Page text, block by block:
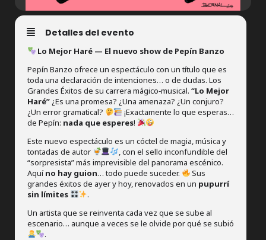
Detalles del evento
Lo Mejor Haré — El nuevo show de Pepín Banzo
Pepín Banzo ofrece un espectáculo con un título que es
toda una declaración de intenciones… o de dudas. Los
Grandes Éxitos de su carrera mágico‑musical. “Lo Mejor
Haré”¿Es una promesa? ¿Una amenaza? ¿Un conjuro?
¿Un error gramatical?
¡Exactamente lo que esperas…
de Pepín: nada que esperes!
Este nuevo espectáculo es un cóctel de magia, música y
tontadas de autor
, con el sello inconfundible del
“sorpresista” más imprevisible del panorama escénico.
Aquíno hay guion… todo puede suceder.
Sus
grandes éxitos de ayer y hoy, renovados en un pupurrí
sin límites
.
Un artista que se reinventa cada vez que se sube al
escenario… aunque a veces se le olvide por qué se subió
.